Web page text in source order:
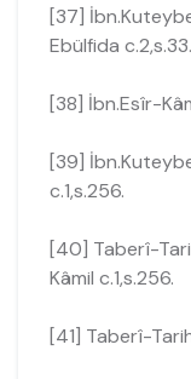
[37]
Ebülfida c.2,s.33.
[38] İbn.Esîr-
[39]
c.1,s.256.
[40] Taberî-
Kâmil c.1,s.256.
[41] Taberî-